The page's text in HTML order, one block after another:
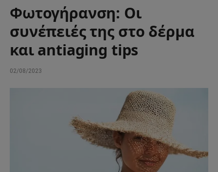
Φωτογήρανση: Οι
συνέπειές της στο δέρμα
και antiaging tips
02/08/2023